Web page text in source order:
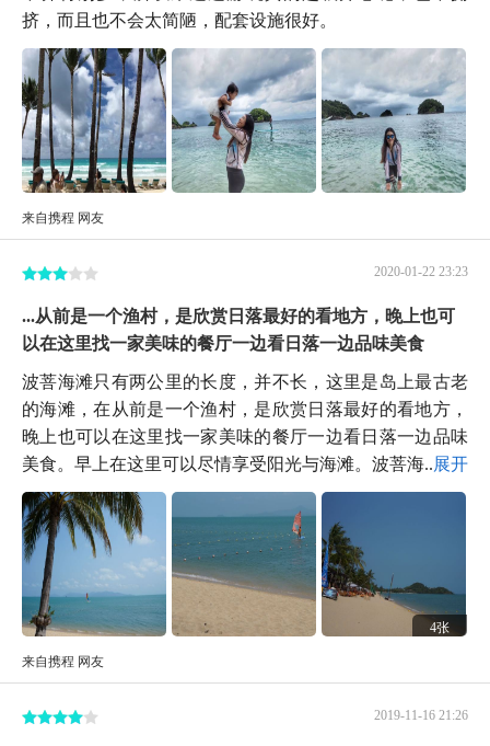
挤，而且也不会太简陋，配套设施很好。
来自携程 网友
2020-01-22 23:23
...从前是一个渔村，是欣赏日落最好的看地方，晚上也可
以在这里找一家美味的餐厅一边看日落一边品味美食
波菩海滩只有两公里的长度，并不长，这里是岛上最古老
的海滩，在从前是一个渔村，是欣赏日落最好的看地方，
晚上也可以在这里找一家美味的餐厅一边看日落一边品味
美食。早上在这里可以尽情享受阳光与海滩。波菩海...展开
4张
来自携程 网友
2019-11-16 21:26